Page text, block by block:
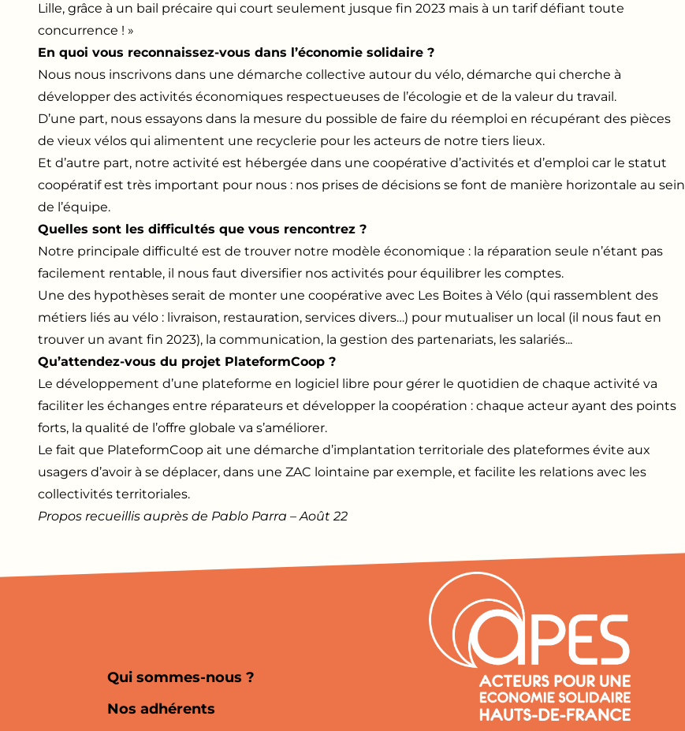
Lille, grâce à un bail précaire qui court seulement jusque fin 2023 mais à un tarif défiant toute
concurrence ! »
En quoi vous reconnaissez-vous dans l’économie solidaire ?
Nous nous inscrivons dans une démarche collective autour du vélo, démarche qui cherche à
développer des activités économiques respectueuses de l’écologie et de la valeur du travail.
D’une part, nous essayons dans la mesure du possible de faire du réemploi en récupérant des pièces
de vieux vélos qui alimentent une recyclerie pour les acteurs de notre tiers lieux.
Et d’autre part, notre activité est hébergée dans une coopérative d’activités et d’emploi car le statut
coopératif est très important pour nous : nos prises de décisions se font de manière horizontale au sein
de l’équipe.
Quelles sont les difficultés que vous rencontrez ?
Notre principale difficulté est de trouver notre modèle économique : la réparation seule n’étant pas
facilement rentable, il nous faut diversifier nos activités pour équilibrer les comptes.
Une des hypothèses serait de monter une coopérative avec Les Boites à Vélo (qui rassemblent des
métiers liés au vélo : livraison, restauration, services divers…) pour mutualiser un local (il nous faut en
trouver un avant fin 2023), la communication, la gestion des partenariats, les salariés...
Qu’attendez-vous du projet PlateformCoop ?
Le développement d’une plateforme en logiciel libre pour gérer le quotidien de chaque activité va
faciliter les échanges entre réparateurs et développer la coopération : chaque acteur ayant des points
forts, la qualité de l’offre globale va s’améliorer.
Le fait que PlateformCoop ait une démarche d’implantation territoriale des plateformes évite aux
usagers d’avoir à se déplacer, dans une ZAC lointaine par exemple, et facilite les relations avec les
collectivités territoriales.
Propos recueillis auprès de Pablo Parra – Août 22
Qui sommes-nous ?
Nos adhérents